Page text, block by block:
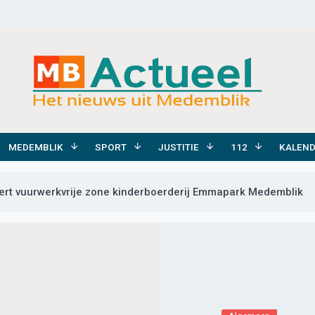
MEDEMBLIK SPORT JUSTITIE 112
vuurwerkvrije zone kinderboerderij Emmapark Medemblik